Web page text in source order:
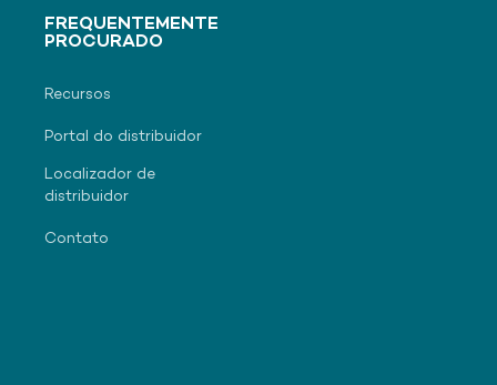
FREQUENTEMENTE
PROCURADO
Recursos
Portal do distribuidor
Localizador de
distribuidor
Contato